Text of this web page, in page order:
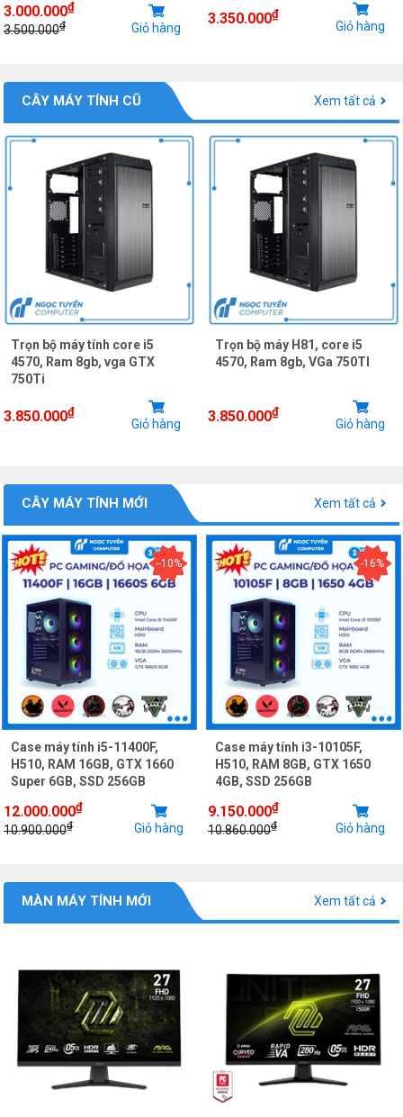
3.000.000₫
3.500.000₫ Giỏ hàng
3.350.000₫
Giỏ hàng
CÂY MÁY TÍNH CŨ Xem tất cả
Trọn bộ máy tính core i5
4570, Ram 8gb, vga GTX
750Ti
3.850.000₫
Giỏ hàng
Trọn bộ máy H81, core i5
4570, Ram 8gb, VGa 750TI
3.850.000₫
Giỏ hàng
CÂY MÁY TÍNH MỚI Xem tất cả
--10%
Case máy tính i5-11400F,
H510, RAM 16GB, GTX 1660
Super 6GB, SSD 256GB
12.000.000₫
10.900.000₫ Giỏ hàng
-16%
Case máy tính i3-10105F,
H510, RAM 8GB, GTX 1650
4GB, SSD 256GB
9.150.000₫
10.860.000₫ Giỏ hàng
MÀN MÁY TÍNH MỚI Xem tất cả